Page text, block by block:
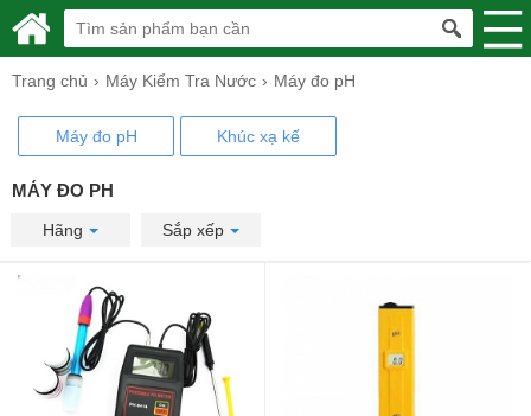
Trang chủ Máy Kiểm Tra Nước Máy đo pH
Máy đo pH Khúc xạ kế
MÁY ĐO PH
Hãng Sắp xếp